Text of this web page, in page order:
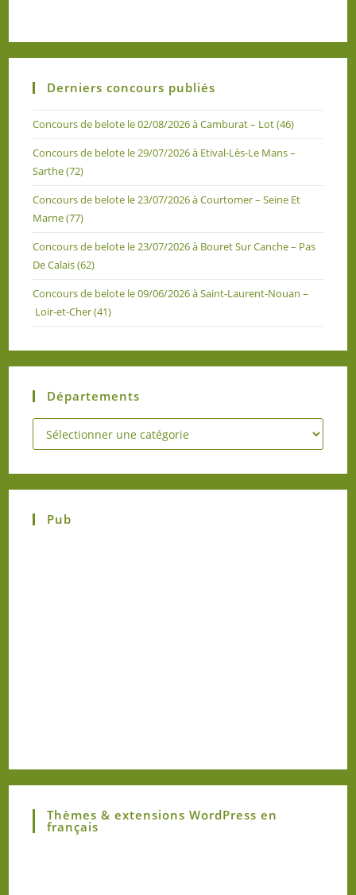
Derniers concours publiés
Concours de belote le 02/08/2026 à Camburat – Lot (46)
Concours de belote le 29/07/2026 à Etival-Lès-Le Mans –
Sarthe (72)
Concours de belote le 23/07/2026 à Courtomer – Seine Et
Marne (77)
Concours de belote le 23/07/2026 à Bouret Sur Canche – Pas
De Calais (62)
Concours de belote le 09/06/2026 à Saint-Laurent-Nouan –
Loir-et-Cher (41)
Départements
Pub
Thèmes & extensions WordPress en
français